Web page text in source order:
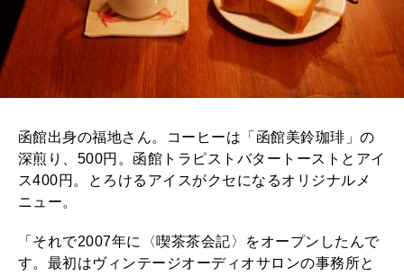
函館出身の福地さん。コーヒーは「函館美鈴珈琲」の
深煎り、500円。函館トラピストバタートーストとアイ
ス400円。とろけるアイスがクセになるオリジナルメ
ニュー。
「それで2007年に〈喫茶茶会記〉をオープンしたんで
す。最初はヴィンテージオーディオサロンの事務所と